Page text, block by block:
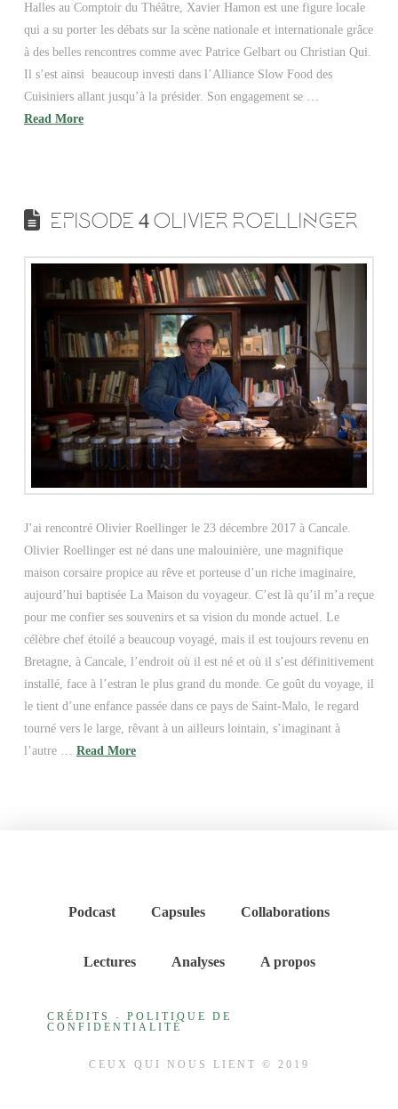
Halles au Comptoir du Théâtre, Xavier Hamon est une figure locale
qui a su porter les débats sur la scène nationale et internationale grâce
à des belles rencontres comme avec Patrice Gelbart ou Christian Qui.
Il s’est ainsi beaucoup investi dans l’Alliance Slow Food des
Cuisiniers allant jusqu’à la présider. Son engagement se …
Read More
EPISODE 4 OLIVIER ROELLINGER
J’ai rencontré Olivier Roellinger le 23 décembre 2017 à Cancale.
Olivier Roellinger est né dans une malouinière, une magnifique
maison corsaire propice au rêve et porteuse d’un riche imaginaire,
aujourd’hui baptisée La Maison du voyageur. C’est là qu’il m’a reçue
pour me confier ses souvenirs et sa vision du monde actuel. Le
célèbre chef étoilé a beaucoup voyagé, mais il est toujours revenu en
Bretagne, à Cancale, l’endroit où il est né et où il s’est définitivement
installé, face à l’estran le plus grand du monde. Ce goût du voyage, il
le tient d’une enfance passée dans ce pays de Saint-Malo, le regard
tourné vers le large, rêvant à un ailleurs lointain, s’imaginant à
l’autre … Read More
Podcast Capsules Collaborations
Lectures Analyses A propos
CRÉDITS -POLITIQUE DE
CONFIDENTIALITÉ
CEUX QUI NOUS LIENT © 2019